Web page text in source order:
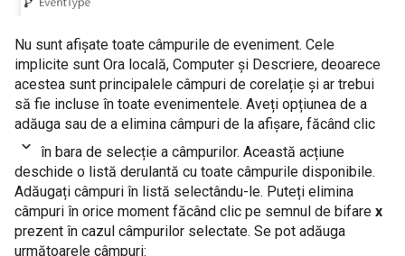
Nu sunt afișate toate câmpurile de eveniment. Cele
implicite sunt Ora locală, Computer și Descriere, deoarece
acestea sunt principalele câmpuri de corelație și ar trebui
să fie incluse în toate evenimentele. Aveți opțiunea de a
adăuga sau de a elimina câmpuri de la afișare, făcând clic
în bara de selecție a câmpurilor. Această acțiune
deschide o listă derulantă cu toate câmpurile disponibile.
Adăugați câmpuri în listă selectându-le. Puteți elimina
câmpuri în orice moment făcând clic pe semnul de bifare x
prezent în cazul câmpurilor selectate. Se pot adăuga
următoarele câmpuri: